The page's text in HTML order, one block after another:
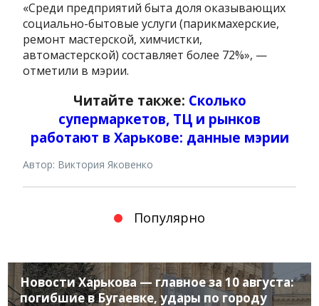
«Среди предприятий быта доля оказывающих
социально-бытовые услуги (парикмахерские,
ремонт мастерской, химчистки,
автомастерской) составляет более 72%», —
отметили в мэрии.
Читайте также: Сколько
супермаркетов, ТЦ и рынков
работают в Харькове: данные мэрии
Автор: Виктория Яковенко
Популярно
Новости Харькова — главное за 10 августа:
погибшие в Бугаевке, удары по городу